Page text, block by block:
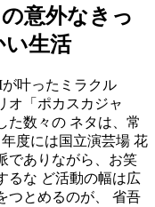
意外なきっ
い生活
叶ったミラクル
オ「ポカスカジャ
た数々の ネタは、常
度には国立演芸場 花
でありながら、お笑
るな ど活動の幅は広
つとめるのが、 省吾